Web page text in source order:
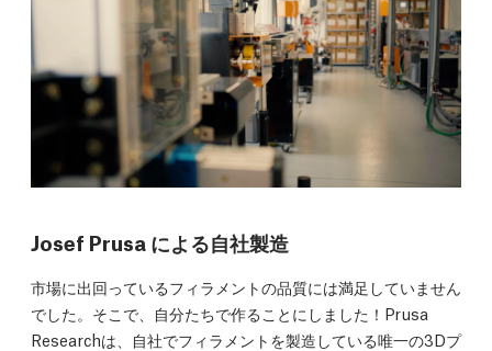
Josef Prusa による自社製造
市場に出回っているフィラメントの品質には満足していません
でした。そこで、自分たちで作ることにしました！Prusa
Researchは、自社でフィラメントを製造している唯一の3Dプ